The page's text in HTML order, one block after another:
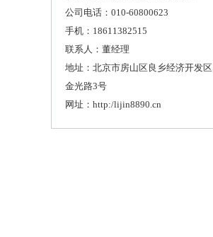
公司电话：010-60800623
手机：18611382515
联系人：董经理
地址：北京市房山区良乡经济开发区
金光路3号
网址：http:/lijin8890.cn